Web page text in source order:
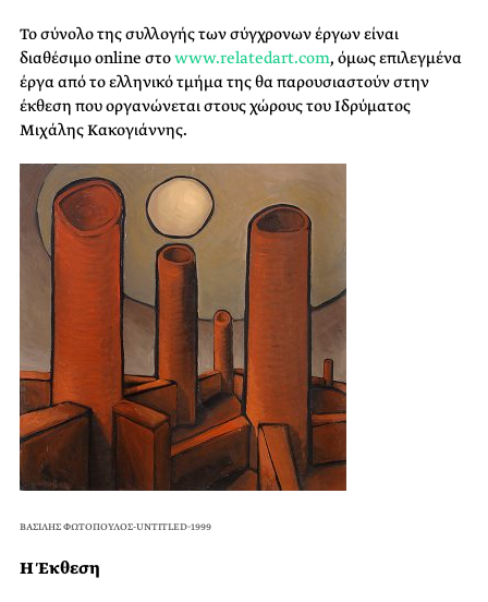
Το σύνολο της συλλογής των σύγχρονων έργων είναι
διαθέσιμο online στοwww.relatedart.com, όμως επιλεγμένα
έργα από το ελληνικό τμήμα της θα παρουσιαστούν στην
έκθεση που οργανώνεται στους χώρους του Ιδρύματος
Μιχάλης Κακογιάννης.
ΒΑΣΙΛΗΣ ΦΩΤΟΠΟΥΛΟΣ-UNTITLED-1999
Η Έκθεση